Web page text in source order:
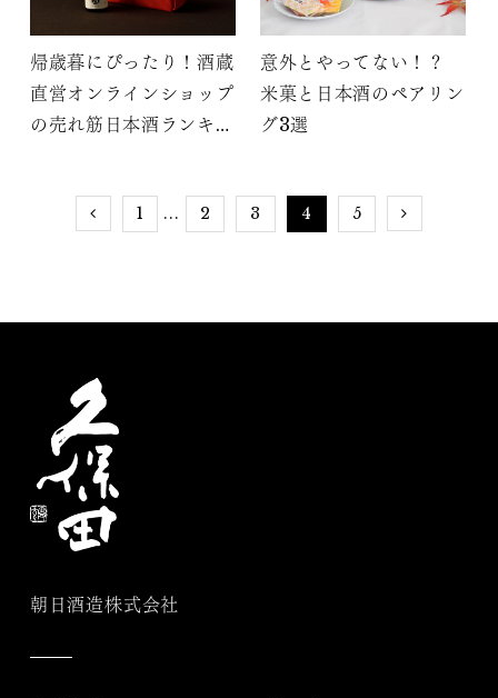
帰歳暮にぴったり！酒蔵
直営オンラインショップ
の売れ筋日本酒ランキン
意外とやってない！？
米菓と日本酒のペアリン
グ3選
1 ... 2 3 4 5
朝日酒造株式会社